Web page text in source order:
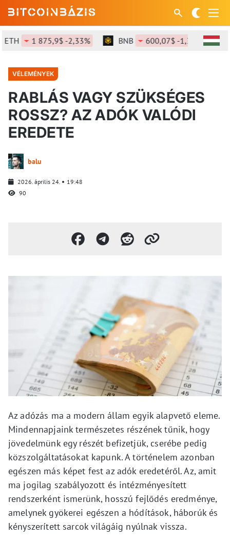
1 875,9$ -2,33% BNB 600,07$ -1,34%
VÉLEMÉNYEK
RABLÁS VAGY SZÜKSÉGES
ROSSZ? AZ ADÓK VALÓDI
EREDETE
balu
2026. április 24.
19:48
90
Az adózás ma a modern állam egyik alapvető eleme.
Mindennapjaink természetes részének tűnik, hogy
jövedelmünk egy részét befizetjük, cserébe pedig
közszolgáltatásokat kapunk. A történelem azonban
egészen más képet fest az adók eredetéről. Az, amit
ma jogilag szabályozott és intézményesített
rendszerként ismerünk, hosszú fejlődés eredménye,
amelynek gyökerei egészen a hódítások, háborúk és
kényszerített sarcok világáig nyúlnak vissza.